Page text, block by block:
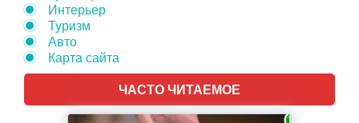
Интерьер
Туризм
Авто
Карта сайта
ЧАСТО ЧИТАЕМОЕ